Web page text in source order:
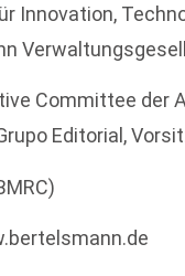
Innovation,
Committee der
Editorial,